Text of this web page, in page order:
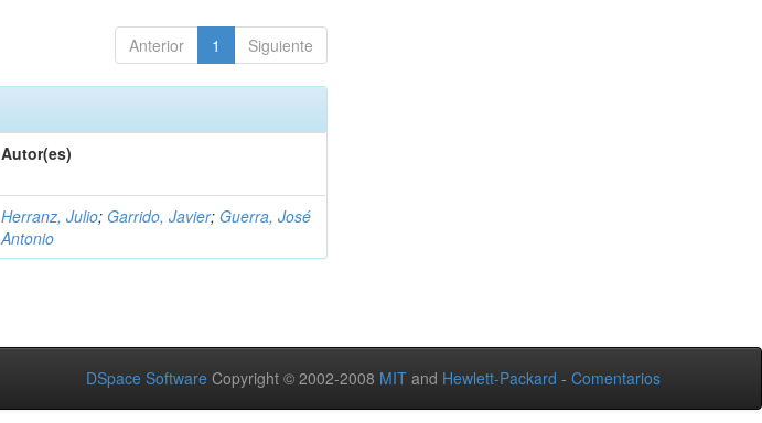
Anterior 1 Siguiente
Autor(es)
Herranz, Julio; Garrido, Javier; Guerra, José
Antonio
DSpace Software Copyright © 2002-2008 MIT and Hewlett-Packard - Comentarios